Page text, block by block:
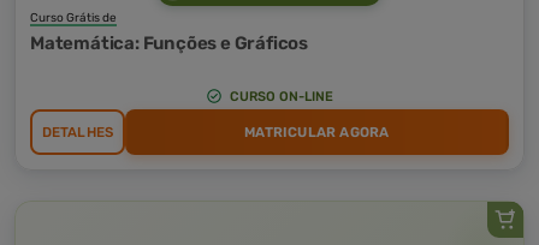
Curso Grátis de
Matemática: Funções e Gráficos
CURSO ON-LINE
DETALHES MATRICULAR AGORA